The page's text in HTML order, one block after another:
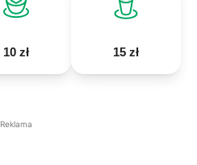
10 zł 15 zł
Reklama